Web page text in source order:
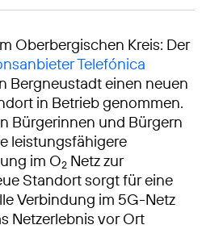
Oberbergischen Kreis: Der
Telefónica
Bergneustadt einen neuen
in Betrieb genommen.
Bürgerinnen und Bürgern
leistungsfähigere
im O2 Netz zur
Standort sorgt für eine
Verbindung im 5G-Netz
Netzerlebnis vor Ort